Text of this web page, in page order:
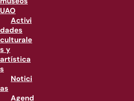
UAO
Activi
dades
culturale
s y
artística
s
Notici
as
Agend